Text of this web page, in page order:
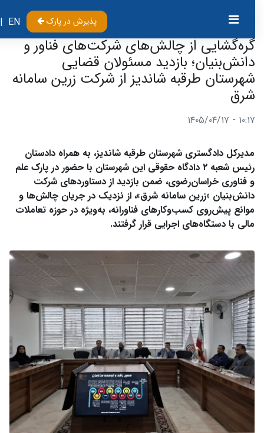
EN
| پذیرش در پارک
گره‌گشایی از چالش‌های شرکت‌های فناور و
دانش‌بنیان؛ بازدید مسئولان قضایی
شهرستان طرقبه شاندیز از شرکت زرین سامانه
شرق
۱۰:۱۷ - ۱۴۰۵/۰۴/۱۷
مدیرکل دادگستری شهرستان طرقبه شاندیز، به همراه دادستان
رئیس شعبه ۲ دادگاه حقوقی این شهرستان با حضور در پارک علم
و فناوری خراسان‌رضوی، ضمن بازدید از دستاوردهای شرکت
دانش‌بنیان «زرین سامانه شرق»، از نزدیک در جریان چالش‌ها و
موانع پیش‌روی کسب‌وکارهای فناورانه، به‌ویژه در حوزه تعاملات
مالی با دستگاه‌های اجرایی قرار گرفتند.